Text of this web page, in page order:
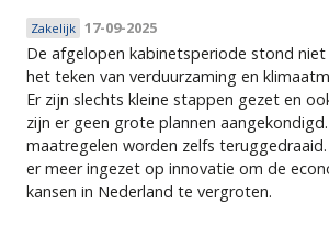
Zakelijk 17-09-2025
De afgelopen kabinetsperiode stond niet
het teken van verduurzaming en
Er zijn slechts kleine stappen gezet en
zijn er geen grote plannen aangekondigd.
maatregelen worden zelfs
er meer ingezet op innovatie om de
kansen in Nederland te vergroten.